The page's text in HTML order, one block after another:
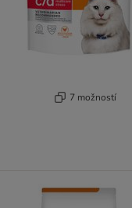
7 možností